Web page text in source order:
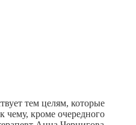
тем целям, которые
чему, кроме очередного